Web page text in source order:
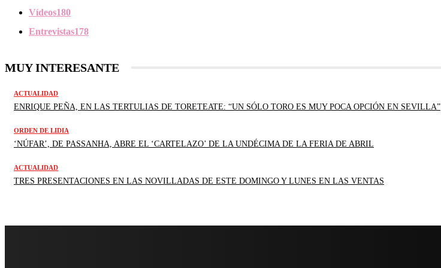
Vídeos180
Entrevistas178
MUY INTERESANTE
ACTUALIDAD
ENRIQUE PEÑA, EN LAS TERTULIAS DE TORETEATE: “UN SÓLO TORO ES MUY POCA OPCIÓN EN SEVILLA”
ORDEN DE LIDIA
‘NÚFAR’, DE PASSANHA, ABRE EL ‘CARTELAZO’ DE LA UNDÉCIMA DE LA FERIA DE ABRIL
ACTUALIDAD
TRES PRESENTACIONES EN LAS NOVILLADAS DE ESTE DOMINGO Y LUNES EN LAS VENTAS